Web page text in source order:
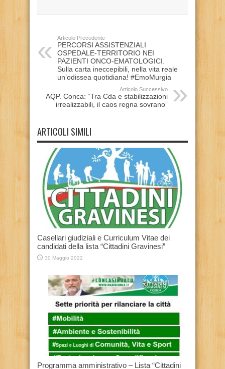
Articolo Precedente
PERCORSI ASSISTENZIALI
OSPEDALE-TERRITORIO NEI
PAZIENTI ONCO-EMATOLOGICI.
Sulla carta ineccepibili, nella vita reale
un’odissea quotidiana! #EmoMurgia
Articolo Successivo
AQP. Conca: “Tra Cda e stabilizzazioni
irrealizzabili, il caos regna sovrano”
ARTICOLI SIMILI
Casellari giudiziali e Curriculum Vitae dei
candidati della lista “Cittadini Gravinesi”
30 Maggio 2022
Programma amministrativo – Lista “Cittadini